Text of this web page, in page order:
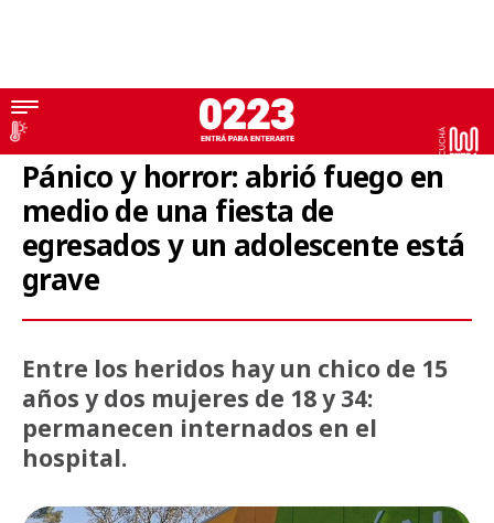
Fuego
Pánico y horror: abrió fuego en
medio de una fiesta de
egresados y un adolescente está
grave
Entre los heridos hay un chico de 15
años y dos mujeres de 18 y 34:
permanecen internados en el
hospital.